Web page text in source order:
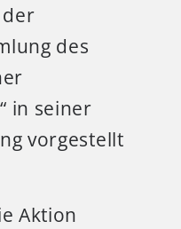
des
in seiner
vorgestellt
Aktion